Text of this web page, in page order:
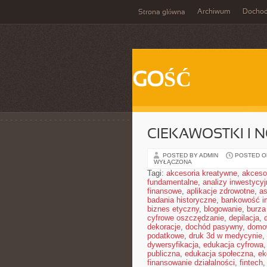
Strona główna Archiwum
GOŚĆ
CIEKAWOSTKI I
POSTED BY ADMIN POSTED
WYŁĄCZONA
Tagi: akcesoria kreatywne,
fundamentalne, analizy
finansowe, aplikacje zdrowotne,
badania historyczne, bankowość
biznes etyczny, blogowanie,
cyfrowe oszczędzanie, depilacja,
dekoracje, dochód pasywny,
podatkowe, druk 3d w medycynie,
dywersyfikacja, edukacja cyfrowa,
publiczna, edukacja społeczna,
finansowanie działalności, fintech,